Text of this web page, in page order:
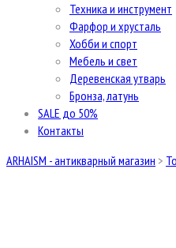
Техника и инструмент
Фарфор и хрусталь
Хобби и спорт
Мебель и свет
Деревенская утварь
Бронза, латунь
SALE до 50%
Контакты
ARHAISM - антикварный магазин >